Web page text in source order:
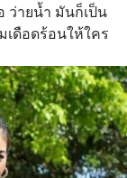
ว่ายน้ำ มันก็เป็น
ดือดร้อนให้ใคร